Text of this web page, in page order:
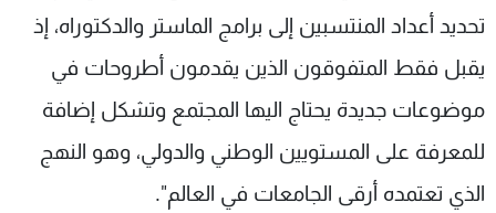
تحديد أعداد المنتسبين إلى برامج الماستر والدكتوراه، إذ
يقبل فقط المتفوقون الذين يقدمون أطروحات في
موضوعات جديدة يحتاج اليها المجتمع وتشكل إضافة
للمعرفة على المستويين الوطني والدولي، وهو النهج
الذي تعتمده أرقى الجامعات في العالم".